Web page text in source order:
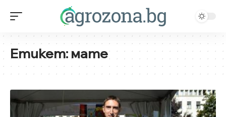
Етикет:мате